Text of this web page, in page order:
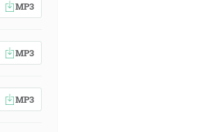
MP3
MP3
MP3